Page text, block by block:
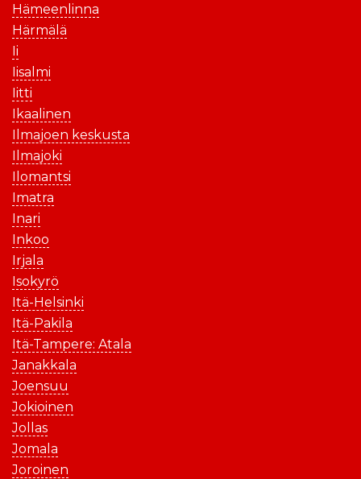
Hämeenlinna
Härmälä
Ii
Iisalmi
Iitti
Ikaalinen
Ilmajoen keskusta
Ilmajoki
Ilomantsi
Imatra
Inari
Inkoo
Irjala
Isokyrö
Itä-Helsinki
Itä-Pakila
Itä-Tampere: Atala
Janakkala
Joensuu
Jokioinen
Jollas
Jomala
Joroinen